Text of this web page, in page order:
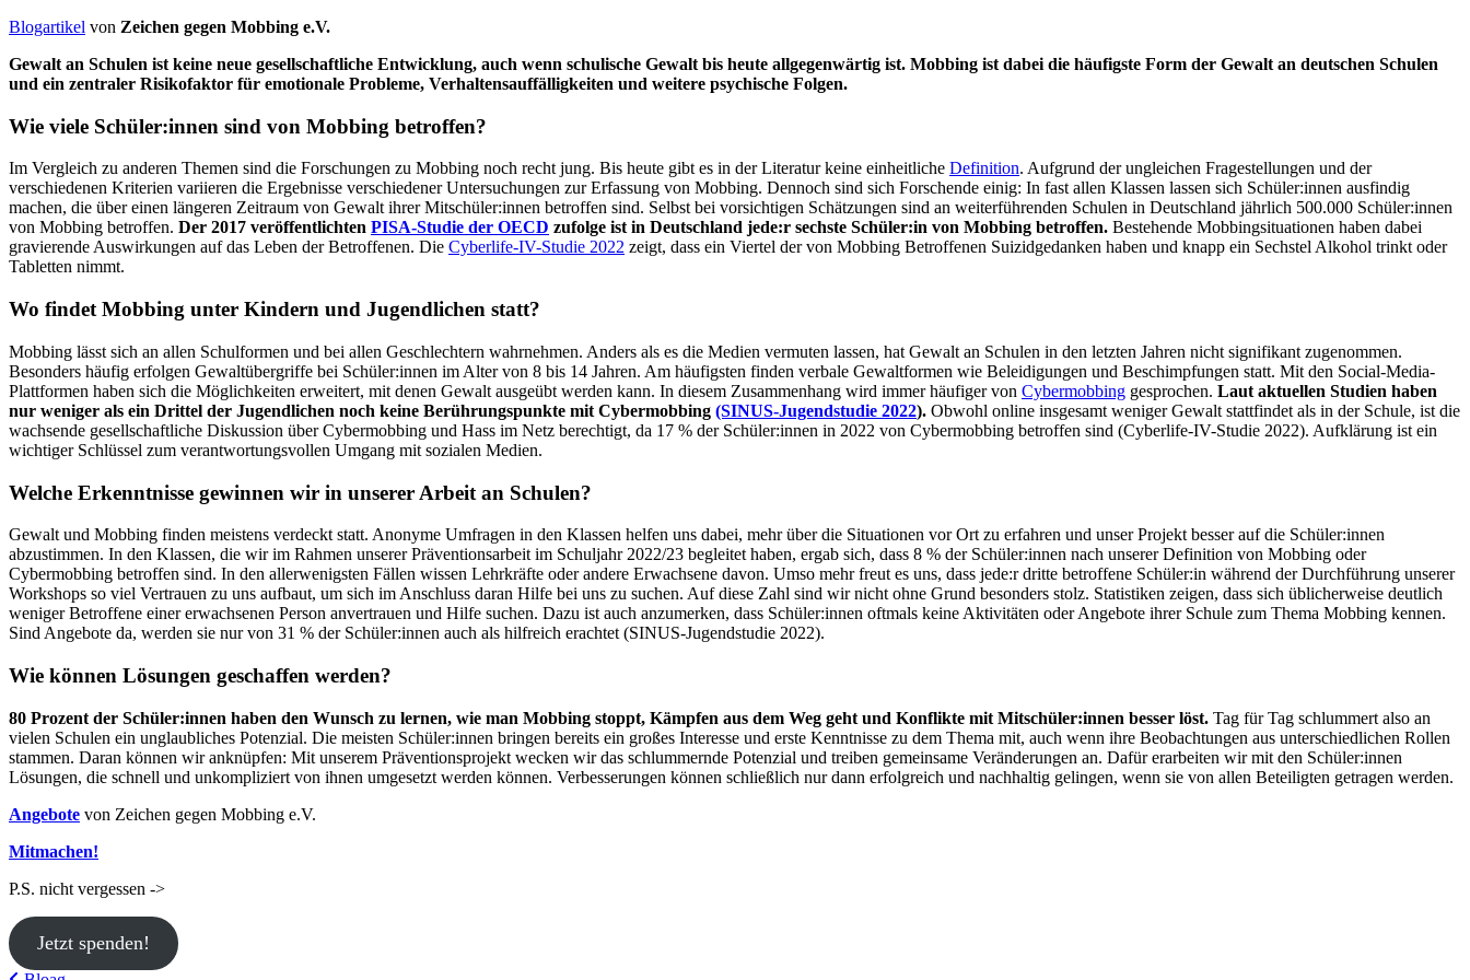
Blogartikel von Zeichen gegen Mobbing e.V.
Gewalt an Schulen ist keine neue gesellschaftliche Entwicklung, auch wenn schulische Gewalt bis heute allgegenwärtig ist. Mobbing ist dabei die häufigste Form der Gewalt an deutschen Schulen
und ein zentraler Risikofaktor für emotionale Probleme, Verhaltensauffälligkeiten und weitere psychische Folgen.
Wie viele Schüler:innen sind von Mobbing betroffen?
Im Vergleich zu anderen Themen sind die Forschungen zu Mobbing noch recht jung. Bis heute gibt es in der Literatur keine einheitliche Definition. Aufgrund der ungleichen Fragestellungen und der
verschiedenen Kriterien variieren die Ergebnisse verschiedener Untersuchungen zur Erfassung von Mobbing. Dennoch sind sich Forschende einig: In fast allen Klassen lassen sich Schüler:innen ausfindig
machen, die über einen längeren Zeitraum von Gewalt ihrer Mitschüler:innen betroffen sind. Selbst bei vorsichtigen Schätzungen sind an weiterführenden Schulen in Deutschland jährlich 500.000 Schüler:innen
von Mobbing betroffen. Der 2017 veröffentlichten PISA-Studie der OECD zufolge ist in Deutschland jede:r sechste Schüler:in von Mobbing betroffen. Bestehende Mobbingsituationen haben dabei
gravierende Auswirkungen auf das Leben der Betroffenen. Die Cyberlife-IV-Studie 2022 zeigt, dass ein Viertel der von Mobbing Betroffenen Suizidgedanken haben und knapp ein Sechstel Alkohol trinkt oder
Tabletten nimmt.
Wo findet Mobbing unter Kindern und Jugendlichen statt?
Mobbing lässt sich an allen Schulformen und bei allen Geschlechtern wahrnehmen. Anders als es die Medien vermuten lassen, hat Gewalt an Schulen in den letzten Jahren nicht signifikant zugenommen.
Besonders häufig erfolgen Gewaltübergriffe bei Schüler:innen im Alter von 8 bis 14 Jahren. Am häufigsten finden verbale Gewaltformen wie Beleidigungen und Beschimpfungen statt. Mit den Social-Media-
Plattformen haben sich die Möglichkeiten erweitert, mit denen Gewalt ausgeübt werden kann. In diesem Zusammenhang wird immer häufiger von Cybermobbing gesprochen. Laut aktuellen Studien haben
nur weniger als ein Drittel der Jugendlichen noch keine Berührungspunkte mit Cybermobbing (SINUS-Jugendstudie 2022). Obwohl online insgesamt weniger Gewalt stattfindet als in der Schule, ist die
wachsende gesellschaftliche Diskussion über Cybermobbing und Hass im Netz berechtigt, da 17 % der Schüler:innen in 2022 von Cybermobbing betroffen sind (Cyberlife-IV-Studie 2022). Aufklärung ist ein
wichtiger Schlüssel zum verantwortungsvollen Umgang mit sozialen Medien.
Welche Erkenntnisse gewinnen wir in unserer Arbeit an Schulen?
Gewalt und Mobbing finden meistens verdeckt statt. Anonyme Umfragen in den Klassen helfen uns dabei, mehr über die Situationen vor Ort zu erfahren und unser Projekt besser auf die Schüler:innen
abzustimmen. In den Klassen, die wir im Rahmen unserer Präventionsarbeit im Schuljahr 2022/23 begleitet haben, ergab sich, dass 8 % der Schüler:innen nach unserer Definition von Mobbing oder
Cybermobbing betroffen sind. In den allerwenigsten Fällen wissen Lehrkräfte oder andere Erwachsene davon. Umso mehr freut es uns, dass jede:r dritte betroffene Schüler:in während der Durchführung unserer
Workshops so viel Vertrauen zu uns aufbaut, um sich im Anschluss daran Hilfe bei uns zu suchen. Auf diese Zahl sind wir nicht ohne Grund besonders stolz. Statistiken zeigen, dass sich üblicherweise deutlich
weniger Betroffene einer erwachsenen Person anvertrauen und Hilfe suchen. Dazu ist auch anzumerken, dass Schüler:innen oftmals keine Aktivitäten oder Angebote ihrer Schule zum Thema Mobbing kennen.
Sind Angebote da, werden sie nur von 31 % der Schüler:innen auch als hilfreich erachtet (SINUS-Jugendstudie 2022).
Wie können Lösungen geschaffen werden?
80 Prozent der Schüler:innen haben den Wunsch zu lernen, wie man Mobbing stoppt, Kämpfen aus dem Weg geht und Konflikte mit Mitschüler:innen besser löst. Tag für Tag schlummert also an
vielen Schulen ein unglaubliches Potenzial. Die meisten Schüler:innen bringen bereits ein großes Interesse und erste Kenntnisse zu dem Thema mit, auch wenn ihre Beobachtungen aus unterschiedlichen Rollen
stammen. Daran können wir anknüpfen: Mit unserem Präventionsprojekt wecken wir das schlummernde Potenzial und treiben gemeinsame Veränderungen an. Dafür erarbeiten wir mit den Schüler:innen
Lösungen, die schnell und unkompliziert von ihnen umgesetzt werden können. Verbesserungen können schließlich nur dann erfolgreich und nachhaltig gelingen, wenn sie von allen Beteiligten getragen werden.
Angebote von Zeichen gegen Mobbing e.V.
Mitmachen!
P.S. nicht vergessen ->
Jetzt spenden!